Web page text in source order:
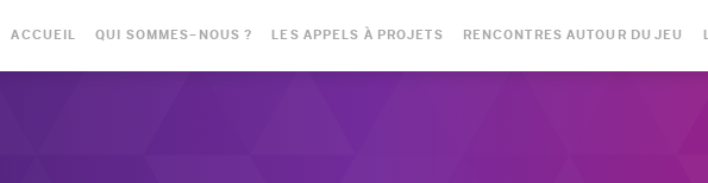
ACCUEIL QUI SOMMES-NOUS ? LES APPELS À PROJETS RENCONTRES AUTOUR DU JEU